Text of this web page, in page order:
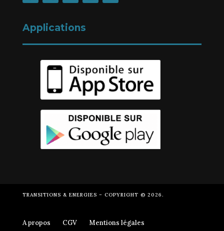
Applications
TRANSITIONS & ENERGIES – COPYRIGHT © 2026.
A propos CGV Mentions légales